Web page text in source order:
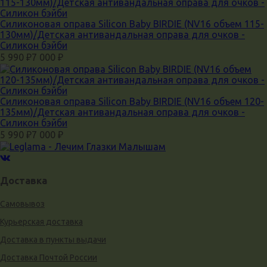
Силиконовая оправа Silicon Baby BIRDIE (NV16 объем 115-
130мм)/Детская антивандальная оправа для очков -
Силикон бэйби
5 990 ₽7 000 ₽
Силиконовая оправа Silicon Baby BIRDIE (NV16 объем 120-
135мм)/Детская антивандальная оправа для очков -
Силикон бэйби
5 990 ₽7 000 ₽
Доставка
Самовывоз
Курьерская доставка
Доставка в пункты выдачи
Доставка Почтой России